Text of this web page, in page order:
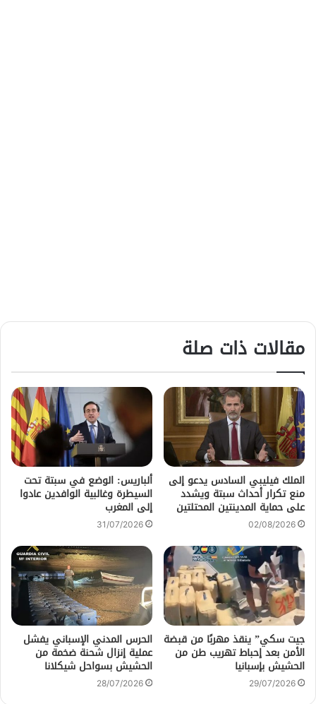
مقالات ذات صلة
الملك فيليبي السادس يدعو إلى
منع تكرار أحداث سبتة ويشدد
على حماية المدينتين المحتلتين
02/08/2026
ألباريس: الوضع في سبتة تحت
السيطرة وغالبية الوافدين عادوا
إلى المغرب
31/07/2026
جيت سكي” ينقذ مهربًا من قبضة
الأمن بعد إحباط تهريب طن من
الحشيش بإسبانيا
29/07/2026
الحرس المدني الإسباني يفشل
عملية إنزال شحنة ضخمة من
الحشيش بسواحل شيكلانا
28/07/2026